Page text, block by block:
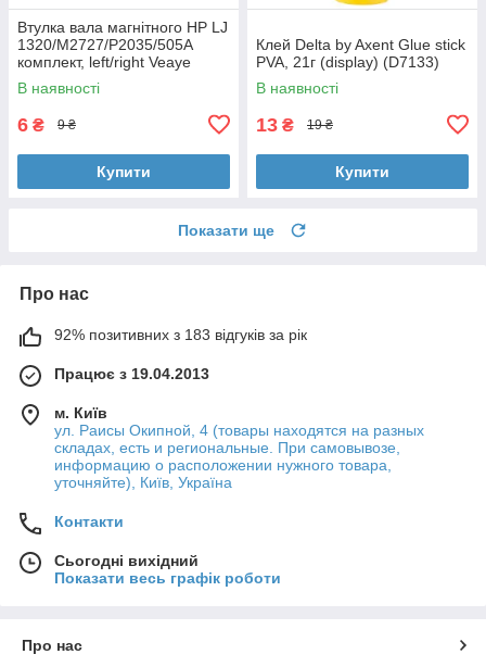
Втулка вала магнітного HP LJ
1320/M2727/P2035/505A
комплект, left/right Veaye
(BSHMR-505U-VE)
В наявності
6 ₴ 9 ₴
Купити
Клей Delta by Axent Glue stick
PVA, 21г (display) (D7133)
В наявності
13 ₴ 19 ₴
Купити
Показати ще
Про нас
92% позитивних з 183 відгуків за рік
Працює з 19.04.2013
м. Київ
ул. Раисы Окипной, 4 (товары находятся на разных
складах, есть и региональные. При самовывозе,
информацию о расположении нужного товара,
уточняйте), Київ, Україна
Контакти
Сьогодні вихідний
Показати весь графік роботи
Про нас